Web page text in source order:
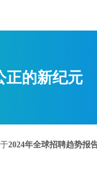
正的新纪元
2024年全球招聘趋势报